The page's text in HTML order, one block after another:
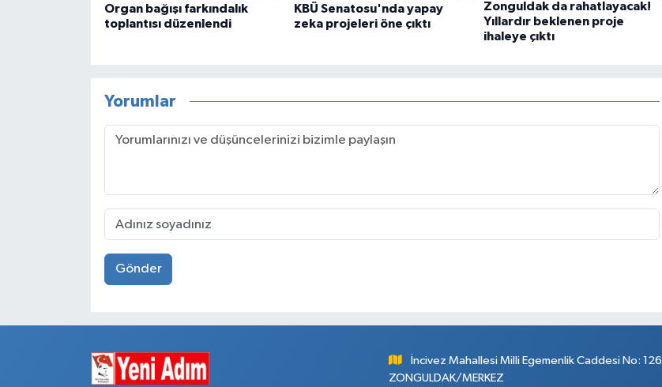
Organ bağışı farkındalık
toplantısı düzenlendi
KBÜ Senatosu'nda yapay
zeka projeleri öne çıktı
Zonguldak da rahatlayacak!
Yıllardır beklenen proje
ihaleye çıktı
Yorumlar
Gönder
İncivez Mahallesi Milli Egemenlik Caddesi No: 126
ZONGULDAK/MERKEZ